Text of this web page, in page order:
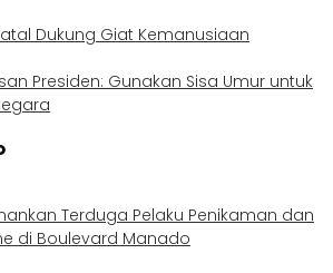
Dukung Giat Kemanusiaan
Presiden: Gunakan Sisa Umur untuk
Terduga Pelaku Penikaman dan
di Boulevard Manado